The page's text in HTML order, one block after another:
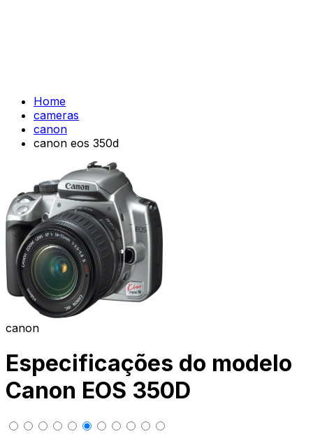
Home
cameras
canon
canon eos 350d
canon
Especificações do modelo
Canon EOS 350D